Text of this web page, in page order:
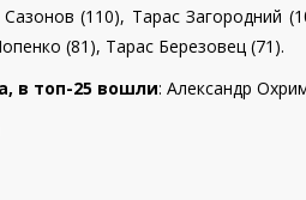
(110), Тарас Загородний
(81), Тарас Березовец (71).
в топ-25 вошли: Александр